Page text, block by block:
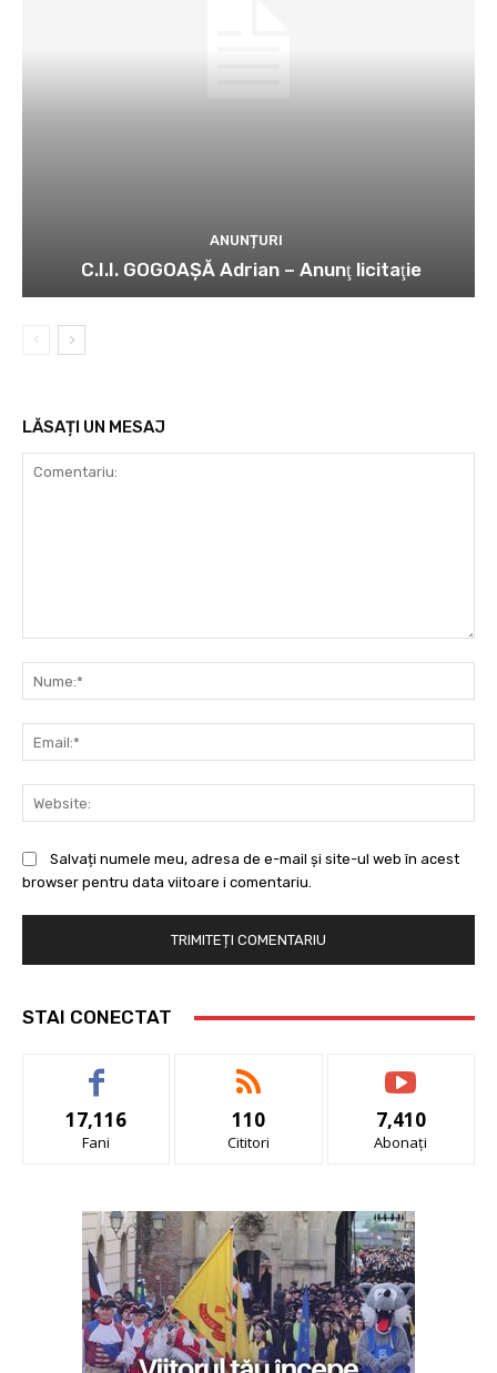
ANUNȚURI
C.I.I. GOGOAŞĂ Adrian – Anunţ licitaţie
LĂSAȚI UN MESAJ
Salvați numele meu, adresa de e-mail și site-ul web în acest
browser pentru data viitoare i comentariu.
STAI CONECTAT
17,116
Fani
110
Cititori
7,410
Abonați